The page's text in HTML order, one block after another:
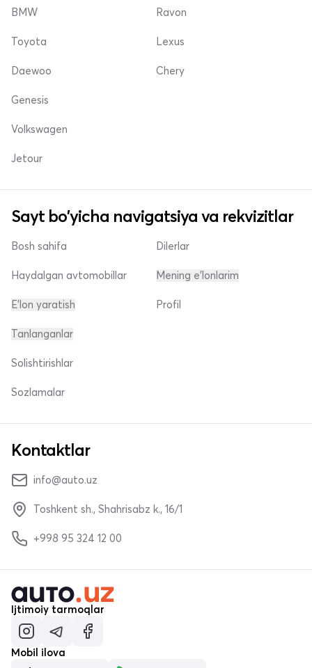
BMW
Toyota
Daewoo
Ravon
Lexus
Chery
Genesis
Volkswagen
Jetour
Sayt bo'yicha navigatsiya va rekvizitlar
Bosh sahifa
Haydalgan avtomobillar
E'lon yaratish
Dilerlar
Mening e'lonlarim
Profil
Tanlanganlar
Solishtirishlar
Sozlamalar
Kontaktlar
info@auto.uz
Toshkent sh., Shahrisabz k., 16/1
+998 95 324 12 00
Ijtimoiy tarmoqlar
Mobil ilova